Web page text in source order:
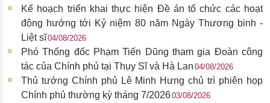
Kế hoạch triển khai thực hiện Đề án tổ chức các hoạt
động hướng tới Kỷ niệm 80 năm Ngày Thương binh -
Liệt sĩ04/08/2026
Phó Thống đốc Phạm Tiến Dũng tham gia Đoàn công
tác của Chính phủ tại Thụy Sĩ và Hà Lan 04/08/2026
Thủ tướng Chính phủ Lê Minh Hưng chủ trì phiên họp
Chính phủ thường kỳ tháng 7/202603/08/2026